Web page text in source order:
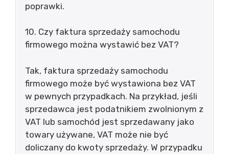
poprawki.
10. Czy faktura sprzedaży samochodu
firmowego można wystawić bez VAT?
Tak, faktura sprzedaży samochodu
firmowego może być wystawiona bez VAT
w pewnych przypadkach. Na przykład, jeśli
sprzedawca jest podatnikiem zwolnionym z
VAT lub samochód jest sprzedawany jako
towary używane, VAT może nie być
doliczany do kwoty sprzedaży. W przypadku